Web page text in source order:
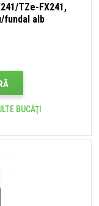
TZe-FX241,
fundal alb
BUCĂŢI